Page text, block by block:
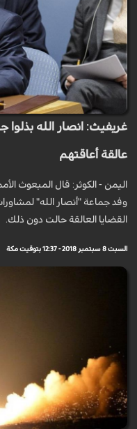
غريفيث: انصار الله بذلوا
عالقة أعاقتهم
اليمن - الكوثر: قال المبعوث
وفد جماعة "أنصار الله"
القضايا العالقة حالت دون ذلك.
السبت 8 سبتمبر 2018 - 12:37 بتوقيت مكة